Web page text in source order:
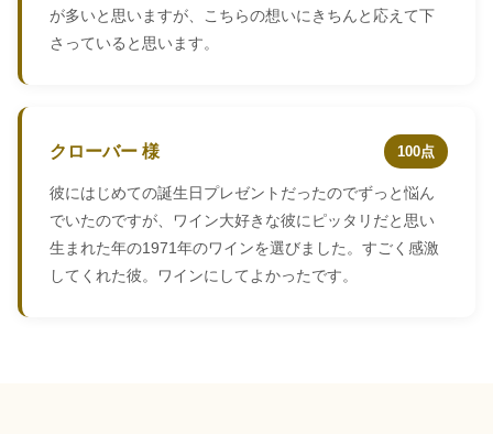
が多いと思いますが、こちらの想いにきちんと応えて下
さっていると思います。
クローバー 様 100点
彼にはじめての誕生日プレゼントだったのでずっと悩ん
でいたのですが、ワイン大好きな彼にピッタリだと思い
生まれた年の1971年のワインを選びました。すごく感激
してくれた彼。ワインにしてよかったです。